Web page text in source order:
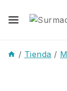
/ Tienda /